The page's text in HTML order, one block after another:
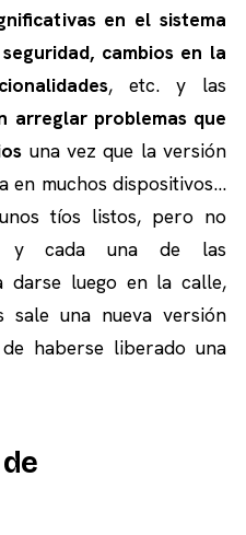
en el sistema
cambios en la
, etc. y las
arreglar problemas que
una vez que la versión
en muchos dispositivos…
tíos listos, pero no
y cada una de las
darse luego en la calle,
una nueva versión
haberse liberado una